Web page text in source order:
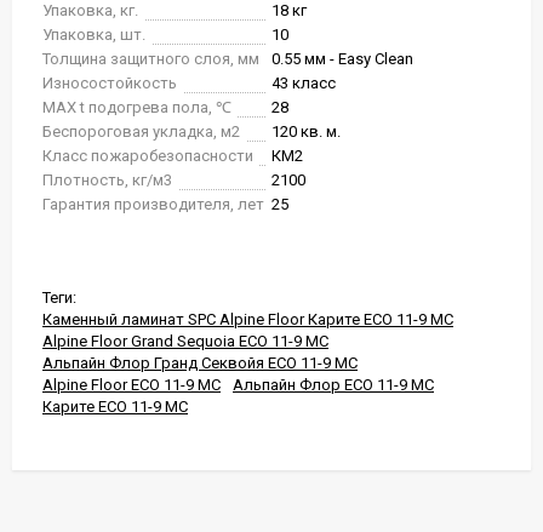
Упаковка, кг.
18 кг
Упаковка, шт.
10
Толщина защитного слоя, мм
0.55 мм - Easy Clean
Износостойкость
43 класс
MAX t подогрева пола, ℃
28
Беспороговая укладка, м2
120 кв. м.
Класс пожаробезопасности
КМ2
Плотность, кг/м3
2100
Гарантия производителя, лет 25
Теги:
Каменный ламинат SPC Alpine Floor Карите ECO 11-9 MC
Alpine Floor Grand Sequoia ECO 11-9 MC
Альпайн Флор Гранд Секвойя ECO 11-9 MC
Alpine Floor ECO 11-9 MC
Альпайн Флор ECO 11-9 MC
Карите ECO 11-9 MC